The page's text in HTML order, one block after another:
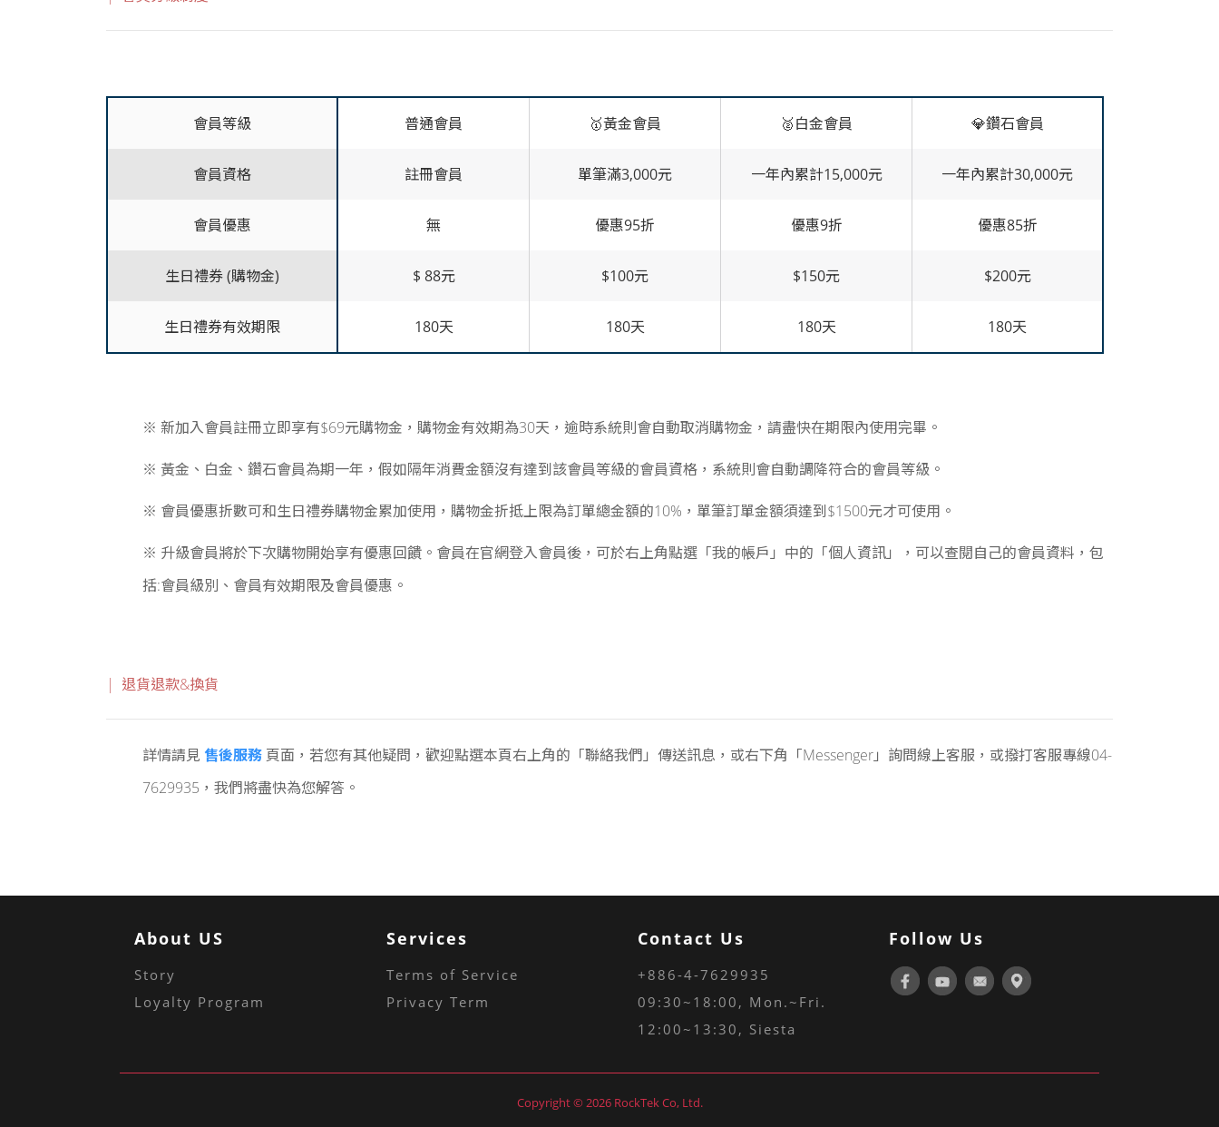
會員等級 普通會員 🥇黃金會員 🥈白金會員 💎鑽石會員
會員資格 註冊會員 單筆滿3,000元 一年內累計15,000元 一年內累計30,000元
會員優惠 無 優惠95折 優惠9折 優惠85折
生日禮券 (購物金) $ 88元 $100元 $150元 $200元
生日禮券有效期限 180天 180天 180天 180天
※ 新加入會員註冊立即享有$69元購物金，購物金有效期為30天，逾時系統則會自動取消購物金，請盡快在期限內使用完畢。
※ 黃金、白金、鑽石會員為期一年，假如隔年消費金額沒有達到該會員等級的會員資格，系統則會自動調降符合的會員等級。
※ 會員優惠折數可和生日禮券購物金累加使用，購物金折抵上限為訂單總金額的10%，單筆訂單金額須達到$1500元才可使用。
※ 升級會員將於下次購物開始享有優惠回饋。會員在官網登入會員後，可於右上角點選「我的帳戶」中的「個人資訊」，可以查閱自己的會員資料，包
括:會員級別、會員有效期限及會員優惠。
| 退貨退款&換貨
詳情請見 售後服務 頁面，若您有其他疑問，歡迎點選本頁右上角的「聯絡我們」傳送訊息，或右下角「Messenger」詢問線上客服，或撥打客服專線04-
7629935，我們將盡快為您解答。
About US
Story
Loyalty Program
Services
Terms of Service
Privacy Term
Contact Us
+886-4-7629935
09:30~18:00 , Mon.~Fri.
12:00~13:30, Siesta
Follow Us
Copyright © 2026 RockTek Co, Ltd.